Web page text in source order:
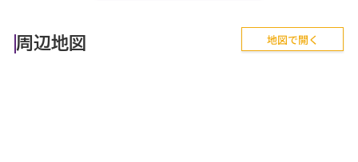
■『失敗しない住まい選びのポイント！』、『購入の流
周辺地図 地図で開く